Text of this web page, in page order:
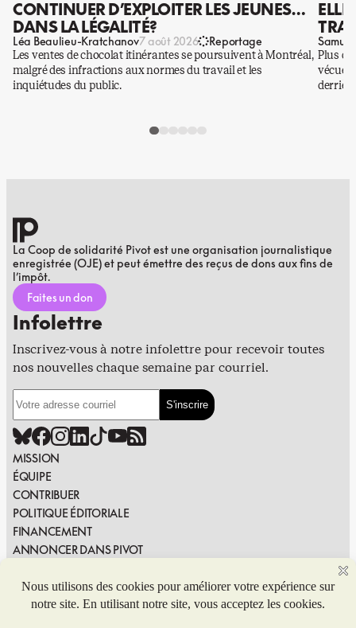
CONTINUER D’EXPLOITER LES JEUNES…
DANS LA LÉGALITÉ?
Léa Beaulieu-Kratchanov7 août 2026 Reportage
Les ventes de chocolat itinérantes se poursuivent à Montréal,
malgré des infractions aux normes du travail et les
inquiétudes du public.
Plus
vécues
La Coop de solidarité Pivot est une organisation journalistique
enregistrée (OJE) et peut émettre des reçus de dons aux fins de
l’impôt.
Faites un don
Infolettre
Inscrivez-vous à notre infolettre pour recevoir toutes
nos nouvelles chaque semaine par courriel.
MISSION
ÉQUIPE
CONTRIBUER
POLITIQUE ÉDITORIALE
FINANCEMENT
ANNONCER DANS PIVOT
SIGNALER UNE ERREUR
NOUS JOINDRE